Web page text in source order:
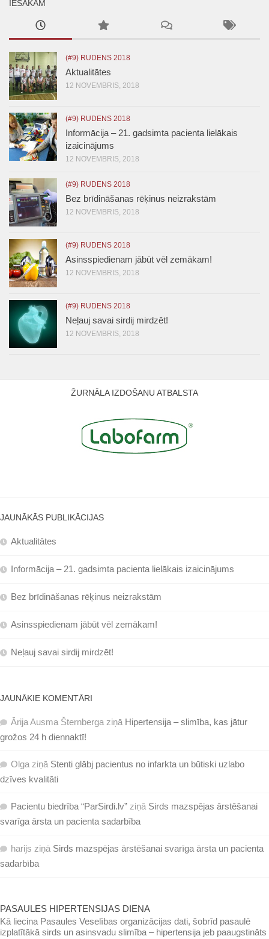
IESAKĀM
(#9) RUDENS 2018
Aktualitātes
12 NOVEMBRIS, 2018
(#9) RUDENS 2018
Informācija – 21. gadsimta pacienta lielākais
izaicinājums
12 NOVEMBRIS, 2018
(#9) RUDENS 2018
Bez brīdināšanas rēķinus neizrakstām
12 NOVEMBRIS, 2018
(#9) RUDENS 2018
Asinsspiedienam jābūt vēl zemākam!
12 NOVEMBRIS, 2018
(#9) RUDENS 2018
Neļauj savai sirdij mirdzēt!
12 NOVEMBRIS, 2018
ŽURNĀLA IZDOŠANU ATBALSTA
JAUNĀKĀS PUBLIKĀCIJAS
Aktualitātes
Informācija – 21. gadsimta pacienta lielākais izaicinājums
Bez brīdināšanas rēķinus neizrakstām
Asinsspiedienam jābūt vēl zemākam!
Neļauj savai sirdij mirdzēt!
JAUNĀKIE KOMENTĀRI
Ārija Ausma Šternberga ziņā Hipertensija – slimība, kas jātur
grožos 24 h diennaktī!
Olga ziņā Stenti glābj pacientus no infarkta un būtiski uzlabo
dzīves kvalitāti
Pacientu biedrība “ParSirdi.lv” ziņā Sirds mazspējas ārstēšanai
svarīga ārsta un pacienta sadarbība
harijs ziņā Sirds mazspējas ārstēšanai svarīga ārsta un pacienta
sadarbība
PASAULES HIPERTENSIJAS DIENA
Kā liecina Pasaules Veselības organizācijas dati, šobrīd pasaulē
izplatītākā sirds un asinsvadu slimība – hipertensija jeb paaugstināts